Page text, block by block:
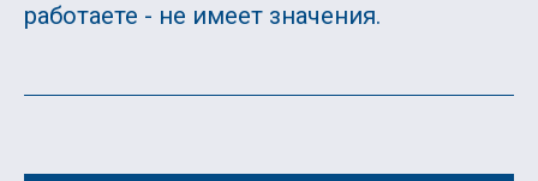
работаете - не имеет значения.